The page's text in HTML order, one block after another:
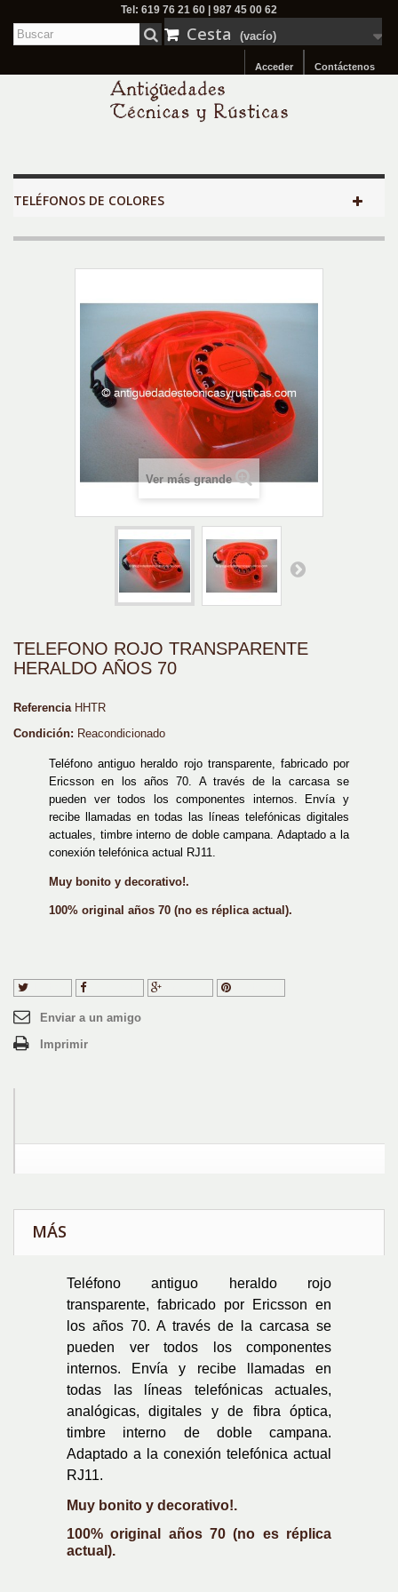
Tel: 619 76 21 60 | 987 45 00 62
Cesta (vacío)
Contáctenos
Acceder
TELÉFONOS DE COLORES
Ver más grande
TELEFONO ROJO TRANSPARENTE
HERALDO AÑOS 70
Referencia HHTR
Condición: Reacondicionado
Teléfono antiguo heraldo rojo transparente, fabricado por
Ericsson en los años 70. A través de la carcasa se
pueden ver todos los componentes internos. Envía y
recibe llamadas en todas las líneas telefónicas digitales
actuales, timbre interno de doble campana. Adaptado a la
conexión telefónica actual RJ11.
Muy bonito y decorativo!.
100% original años 70 (no es réplica actual).
Tuitear Compartir
Enviar a un amigo
Imprimir
MÁS
Teléfono antiguo heraldo rojo
transparente, fabricado por Ericsson en
los años 70. A través de la carcasa se
pueden ver todos los componentes
internos. Envía y recibe llamadas en
todas las líneas telefónicas actuales,
analógicas, digitales y de fibra óptica,
timbre interno de doble campana.
Adaptado a la conexión telefónica actual
RJ11.
Muy bonito y decorativo!.
100% original años 70 (no es réplica
actual).